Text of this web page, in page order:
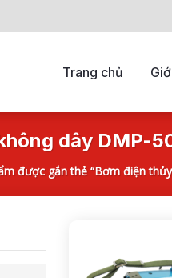
Trang chủ
dây DMP-
được gắn thẻ “Bơm điện